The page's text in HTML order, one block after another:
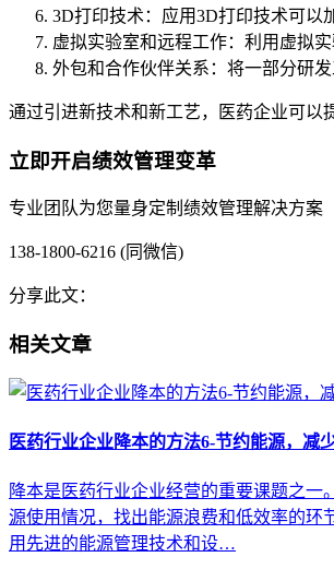
3D打印技术：应用3D打印技术可以
虚拟实验室和远程工作：利用虚拟
外包和合作伙伴关系：将一部分研
通过引进新技术和新工艺，医药企业可以
立即开启绩效管理变革
专业团队为您量身定制绩效管理解决方案
138-1800-6216 (同微信)
分享此文：
相关文章
医药行业企业降本的方法6-节约能源，减
降本是医药行业企业经营的重要课题之
源使用情况，找出能源浪费和低效率的环
用先进的能源管理技术和设…